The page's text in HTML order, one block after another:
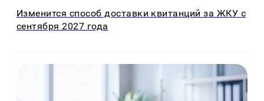
Изменится способ доставки квитанций за ЖКУ с
сентября 2027 года